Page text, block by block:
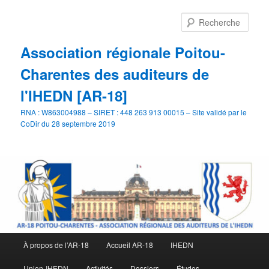
Association régionale Poitou-
Charentes des auditeurs de
l'IHEDN [AR-18]
RNA : W863004988 – SIRET : 448 263 913 00015 – Site validé par le
CoDir du 28 septembre 2019
principal
À propos de l’AR-18 Accueil AR-18 IHEDN